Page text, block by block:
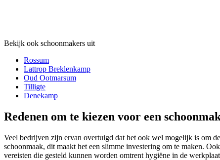
Bekijk ook schoonmakers uit
Rossum
Lattrop Breklenkamp
Oud Ootmarsum
Tilligte
Denekamp
Redenen om te kiezen voor een
Veel bedrijven zijn ervan overtuigd dat het ook wel mogelijk is om
schoonmaak, dit maakt het een slimme investering om te maken.
vereisten die gesteld kunnen worden omtrent hygiëne in de